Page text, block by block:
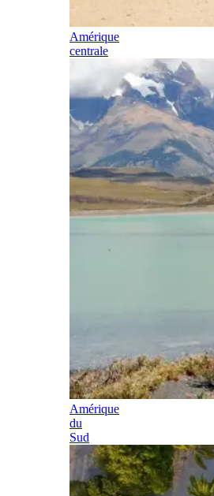
Amérique
centrale
Amérique
du
Sud